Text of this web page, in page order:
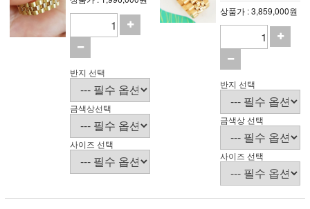
반지 선택
금색상선택
사이즈 선택
상품가 : 3,859,000원
반지 선택
금색상 선택
사이즈 선택